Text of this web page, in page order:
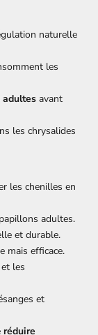
naturelle
les
adultes avant
les chrysalides
les chenilles en
adultes.
et durable.
mais efficace.
les
et
réduire